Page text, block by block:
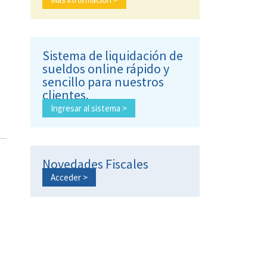
Sistema de liquidación de
sueldos online rápido y
sencillo para nuestros
clientes.
Ingresar al sistema >
Novedades Fiscales
Acceder >